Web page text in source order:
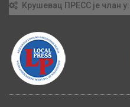
Крушевац ПРЕСС је члан у: